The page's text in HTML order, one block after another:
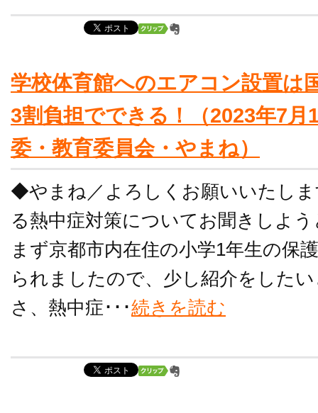
学校体育館へのエアコン設置は
3割負担でできる！（2023年7月
委・教育委員会・やまね）
◆やまね／よろしくお願いいたし
る熱中症対策についてお聞きしよ
まず京都市内在住の小学1年生の保
られましたので、少し紹介をした
さ、熱中症･･･続きを読む